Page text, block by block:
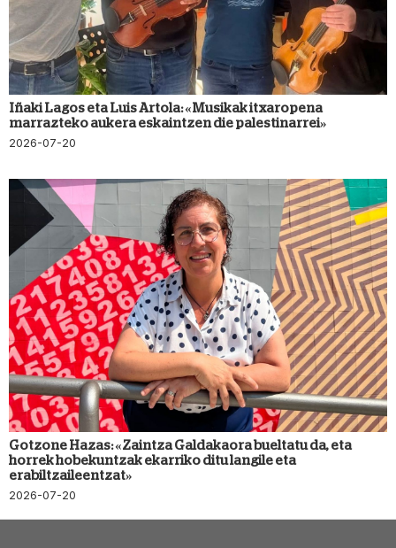
Iñaki Lagos eta Luis Artola: «Musikak itxaropena
marrazteko aukera eskaintzen die palestinarrei»
2026-07-20
Gotzone Hazas: «Zaintza Galdakaora bueltatu da, eta
horrek hobekuntzak ekarriko ditu langile eta
erabiltzaileentzat»
2026-07-20